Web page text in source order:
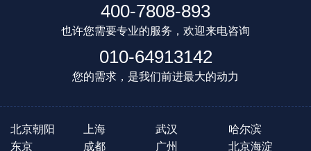
400-7808-893
也许您需要专业的服务，欢迎来电咨询
010-64913142
您的需求，是我们前进最大的动力
北京朝阳 上海 武汉
哈尔滨
东京
成都 广州 北京海淀